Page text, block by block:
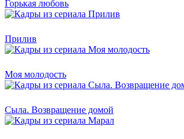
Горькая любовь
Прилив
Моя молодость
Сыла. Возвращение домой